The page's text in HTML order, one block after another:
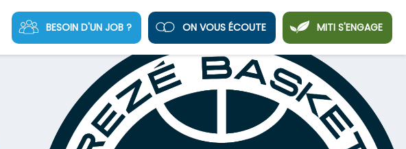
BESOIN D'UN JOB ? ON VOUS ÉCOUTE MITI S'ENGAGE